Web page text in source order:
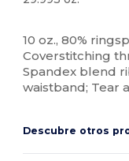
10 oz., 80%
Coverstitching
Spandex blend
waistband; Tear
Descubre otros